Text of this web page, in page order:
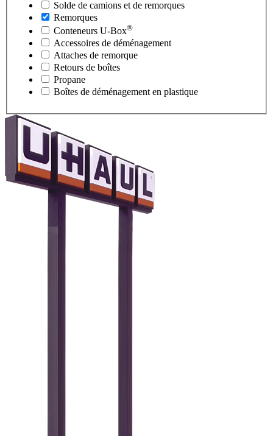
Solde de camions et de remorques
Remorques
Conteneurs U-Box®
Accessoires de déménagement
Attaches de remorque
Retours de boîtes
Propane
Boîtes de déménagement en plastique